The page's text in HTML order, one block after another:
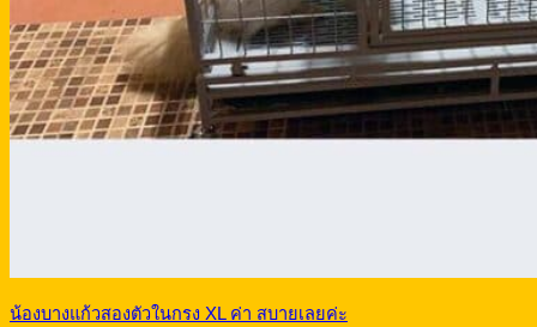
น้องบางแก้วสองตัวในกรง XL ค่า สบายเลยค่ะ